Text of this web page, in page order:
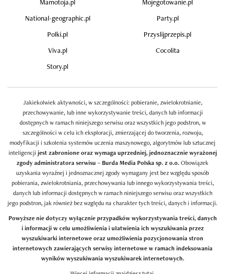
Mamotoja.pl
Mojegotowanie.pl
National-geographic.pl
Party.pl
Polki.pl
Przyslijprzepis.pl
Viva.pl
Cocolita
Story.pl
Jakiekolwiek aktywności, w szczególności: pobieranie, zwielokrotnianie,
przechowywanie, lub inne wykorzystywanie treści, danych lub informacji
dostępnych w ramach niniejszego serwisu oraz wszystkich jego podstron, w
szczególności w celu ich eksploracji, zmierzającej do tworzenia, rozwoju,
modyfikacji i szkolenia systemów uczenia maszynowego, algorytmów lub sztucznej
inteligencji jest zabronione oraz wymaga uprzedniej, jednoznacznie wyrażonej
zgody administratora serwisu – Burda Media Polska sp. z o.o.Obowiązek
uzyskania wyraźnej i jednoznacznej zgody wymagany jest bez względu sposób
pobierania, zwielokrotniania, przechowywania lub innego wykorzystywania treści,
danych lub informacji dostępnych w ramach niniejszego serwisu oraz wszystkich
jego podstron, jak również bez względu na charakter tych treści, danych i informacji.
Powyższe nie dotyczy wyłącznie przypadków wykorzystywania treści, danych
i informacji w celu umożliwienia i ułatwienia ich wyszukiwania przez
wyszukiwarki internetowe oraz umożliwienia pozycjonowania stron
internetowych zawierających serwisy internetowe w ramach indeksowania
wyników wyszukiwania wyszukiwarek internetowych.